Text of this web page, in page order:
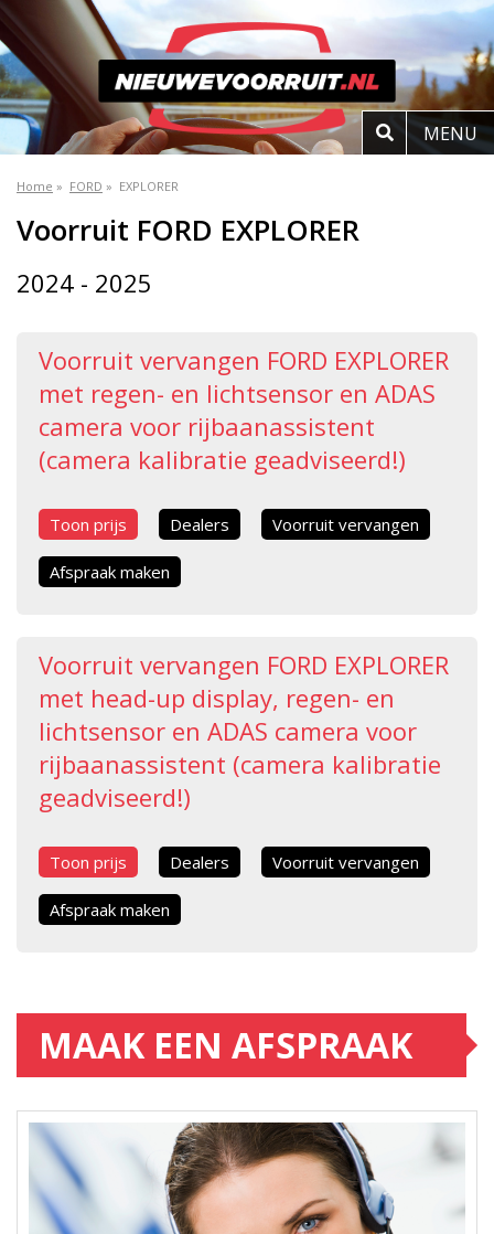
MENU
Home » FORD » EXPLORER
Voorruit FORD EXPLORER
2024 - 2025
Voorruit vervangen FORD EXPLORER
met regen- en lichtsensor en ADAS
camera voor rijbaanassistent
(camera kalibratie geadviseerd!)
Toon prijs Dealers Voorruit vervangen
Afspraak maken
Voorruit vervangen FORD EXPLORER
met head-up display, regen- en
lichtsensor en ADAS camera voor
rijbaanassistent (camera kalibratie
geadviseerd!)
Toon prijs Dealers Voorruit vervangen
Afspraak maken
MAAK EEN AFSPRAAK